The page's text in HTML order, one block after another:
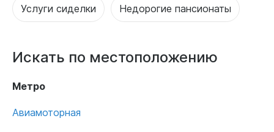
Услуги сиделки Недорогие пансионаты
Искать по местоположению
Метро
Авиамоторная